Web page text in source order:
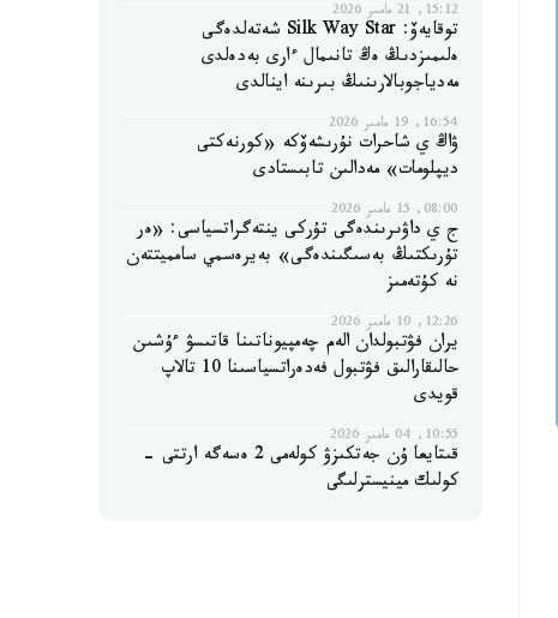
15:12, 21 مامىر 2026
توقايەۆ: Silk Way Star شەتەلدەگى
ەلىمىزدىڭ ەڭ تانىمال ءارى بەدەلدى
مەدياجوبالارىنىڭ بىرىنە اينالدى
16:54, 19 مامىر 2026
ۋاڭ ي شاحرات نۇرىشەۆكە «كورنەكتى
ديپلومات» مەدالىن تابىستادى
08:00, 15 مامىر 2026
ج ي داۋىرىندەگى تۇركى ينتەگراتسياسى: «ەر
تۇرىكتىڭ بەسىگىندەگى» بەيرەسمي سامميتتەن
نە كۇتەمىز
12:26, 10 مامىر 2026
يران فۋتبولدان الەم چەمپيوناتىنا قاتىسۋ ءۇشىن
حالىقارالىق فۋتبول فەدەراتسياسىنا 10 تالاپ
قويدى
10:55, 04 مامىر 2026
قىتايعا ۇن جەتكىزۋ كولەمى 2 ەسەگە ارتتى -
كولىك مينيسترلىگى